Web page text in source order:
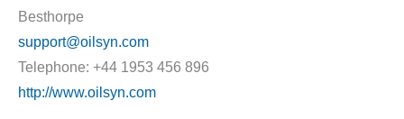
Besthorpe
support@oilsyn.com
Telephone: +44 1953 456 896
http://www.oilsyn.com